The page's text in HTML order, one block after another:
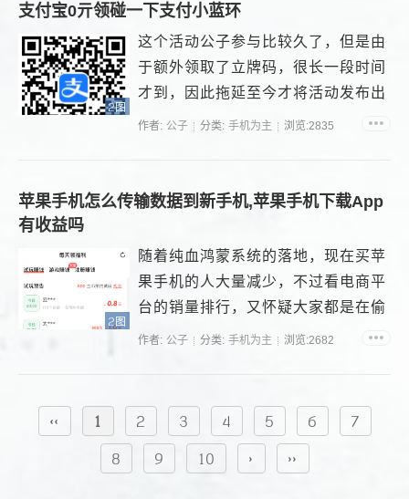
支付宝0亓领碰一下支付小蓝环
2图
这个活动公子参与比较久了，但是由
于额外领取了立牌码，很长一段时间
才到，因此拖延至今才将活动发布出
来，活动较为简单，自己家人，或者
作者: 公子 分类: 手机为主 浏览:2835
苹果手机怎么传输数据到新手机,苹果手机下载App
有收益吗
2图
随着纯血鸿蒙系统的落地，现在买苹
果手机的人大量减少，不过看电商平
台的销量排行，又怀疑大家都是在偷
偷的买，...
作者: 公子 分类: 手机为主 浏览:2682
‹‹ 1 2 3 4 5 6 7
8 9 10 › ››